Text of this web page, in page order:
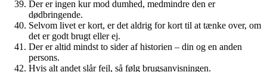
Der er ingen kur mod dumhed, medmindre den er
dødbringende.
Selvom livet er kort, er det aldrig for kort til at tænke over, om
det er godt brugt eller ej.
Der er altid mindst to sider af historien – din og en anden
persons.
Hvis alt andet slår fejl, så følg brugsanvisningen.